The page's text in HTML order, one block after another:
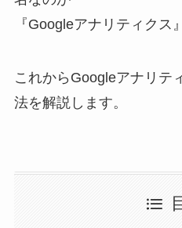
『Googleアナリティクス
これからGoogleアナリテ
法を解説します。